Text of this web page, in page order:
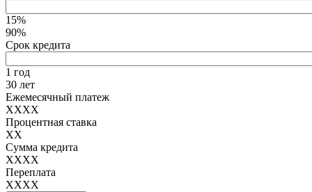
15%
90%
Срок кредита
1 год
30 лет
Ежемесячный платеж
XXXX
Процентная ставка
XX
Сумма кредита
XXXX
Переплата
XXXX